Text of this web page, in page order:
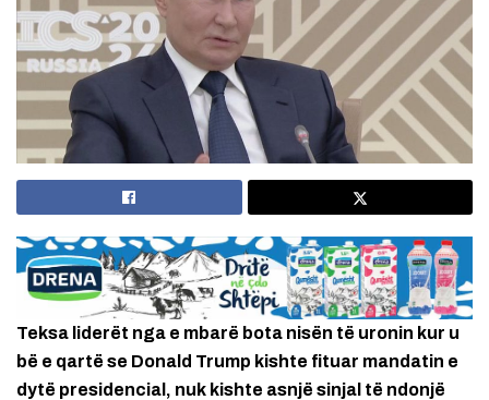
Teksa liderët nga e mbarë bota nisën të uronin kur u
bë e qartë se Donald Trump kishte fituar mandatin e
dytë presidencial, nuk kishte asnjë sinjal të ndonjë